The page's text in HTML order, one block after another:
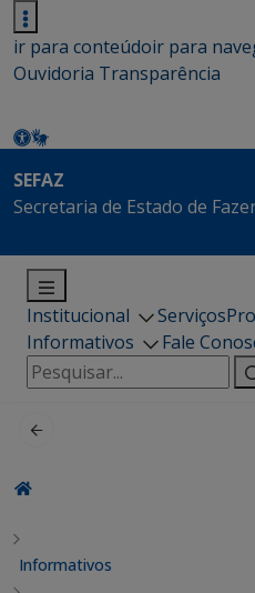
ir para conteúdoir para
Ouvidoria Transparência
SEFAZ
Secretaria de Estado de
Institucional Serviços
Informativos
Fale
Pesquisar
por:
Informativos